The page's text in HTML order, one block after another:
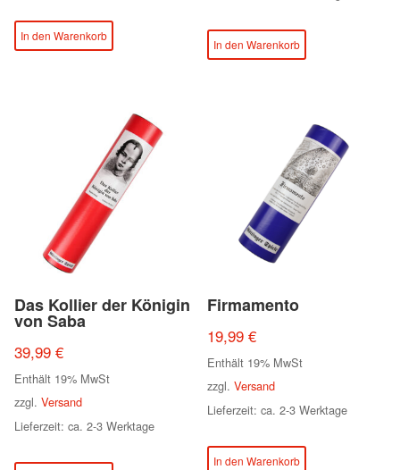
In den Warenkorb
In den Warenkorb
Das Kollier der Königin
von Saba
39,99 €
Enthält 19% MwSt
zzgl. Versand
Lieferzeit: ca. 2-3 Werktage
Firmamento
19,99€
Enthält 19% MwSt
zzgl.Versand
Lieferzeit: ca. 2-3 Werktage
In den Warenkorb